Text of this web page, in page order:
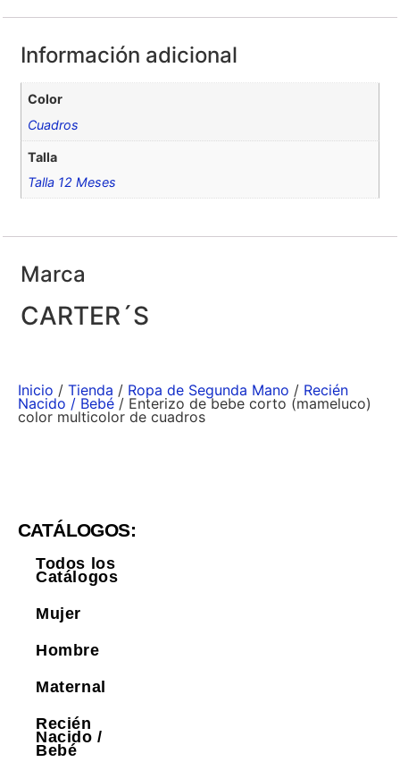
Información adicional
Color
Cuadros
Talla
Talla 12 Meses
Marca
CARTER´S
Inicio / Tienda / Ropa de Segunda Mano / Recién
Nacido / Bebé / Enterizo de bebe corto (mameluco)
color multicolor de cuadros
CATÁLOGOS:
Todos los
Catálogos
Mujer
Hombre
Maternal
Recién
Nacido /
Bebé